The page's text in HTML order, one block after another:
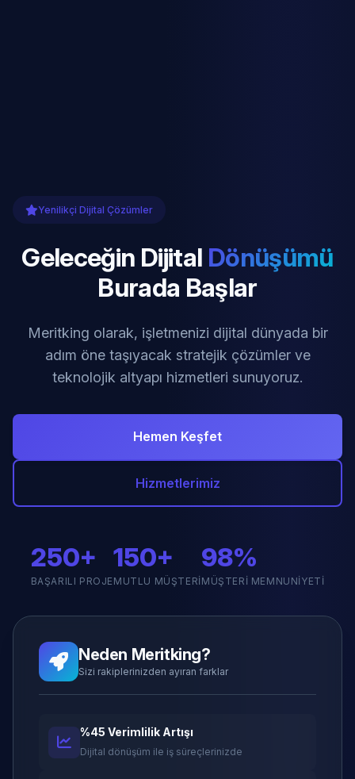
Yenilikçi Dijital Çözümler
Geleceğin Dijital Dönüşümü
Burada Başlar
Meritking olarak, işletmenizi dijital dünyada bir
adım öne taşıyacak stratejik çözümler ve
teknolojik altyapı hizmetleri sunuyoruz.
Hemen Keşfet
Hizmetlerimiz
250+
BAŞARILI PROJE
150+
MUTLU MÜŞTERI
98%
MÜŞTERI MEMNUNIYETI
Neden Meritking?
Sizi rakiplerinizden ayıran farklar
%45 Verimlilik Artışı
Dijital dönüşüm ile iş süreçlerinizde